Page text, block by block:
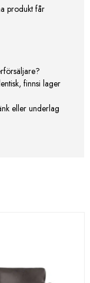
produkt får
finnsi lager
eller underlag